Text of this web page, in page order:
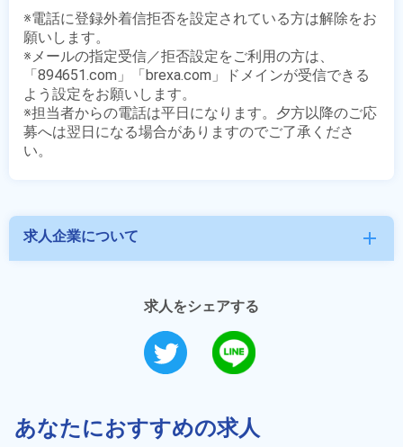
※電話に登録外着信拒否を設定されている方は解除をお
願いします。
※メールの指定受信／拒否設定をご利用の方は、
「894651.com」「brexa.com」ドメインが受信できる
よう設定をお願いします。
※担当者からの電話は平日になります。夕方以降のご応
募へは翌日になる場合がありますのでご了承くださ
求人企業について add
求人をシェアする
あなたにおすすめの求人